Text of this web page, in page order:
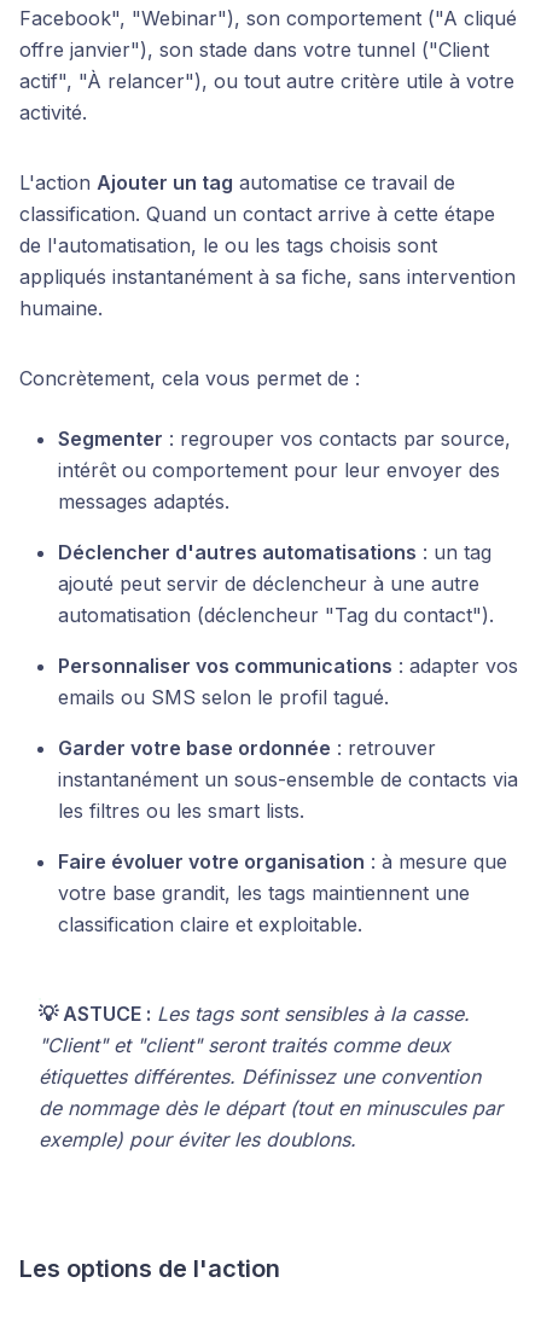
Facebook", "Webinar"), son comportement ("A cliqué
offre janvier"), son stade dans votre tunnel ("Client
actif", "À relancer"), ou tout autre critère utile à votre
activité.
L'action Ajouter un tag automatise ce travail de
classification. Quand un contact arrive à cette étape
de l'automatisation, le ou les tags choisis sont
appliqués instantanément à sa fiche, sans intervention
humaine.
Concrètement, cela vous permet de :
Segmenter : regrouper vos contacts par source,
intérêt ou comportement pour leur envoyer des
messages adaptés.
Déclencher d'autres automatisations : un tag
ajouté peut servir de déclencheur à une autre
automatisation (déclencheur "Tag du contact").
Personnaliser vos communications : adapter vos
emails ou SMS selon le profil tagué.
Garder votre base ordonnée : retrouver
instantanément un sous-ensemble de contacts via
les filtres ou les smart lists.
Faire évoluer votre organisation : à mesure que
votre base grandit, les tags maintiennent une
classification claire et exploitable.
💡 ASTUCE : Les tags sont sensibles à la casse.
"Client" et "client" seront traités comme deux
étiquettes différentes. Définissez une convention
de nommage dès le départ (tout en minuscules par
exemple) pour éviter les doublons.
Les options de l'action